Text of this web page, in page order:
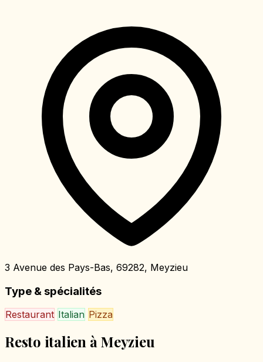
3 Avenue des Pays-Bas, 69282, Meyzieu
Type & spécialités
Restaurant Italian Pizza
Resto italien à Meyzieu